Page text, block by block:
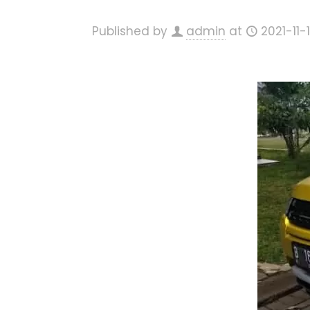
Published by admin at 2021-11-